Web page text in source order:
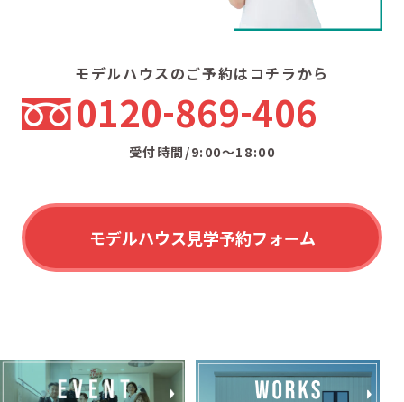
モデルハウスのご予約はコチラから
0120 869 406
受付時間/9:00〜18:00
モデルハウス見学予約フォーム